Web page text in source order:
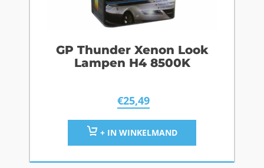
GP Thunder Xenon Look
Lampen H4 8500K
€25,49
+ IN WINKELMAND